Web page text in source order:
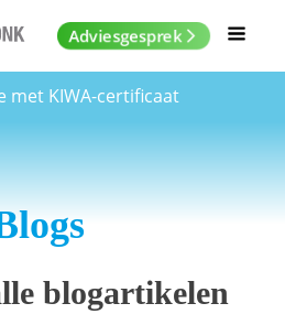
Adviesgesprek
met KIWA-certificaat
blogartikelen